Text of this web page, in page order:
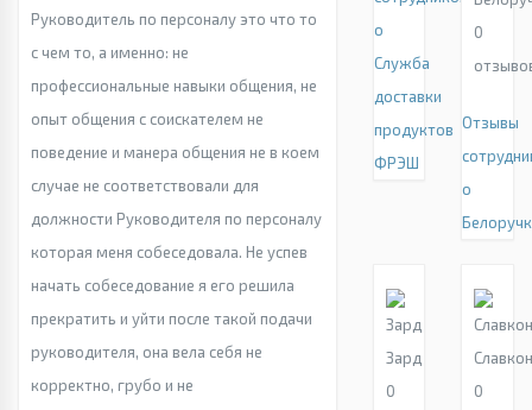
Руководитель по персоналу это что то
с чем то, а именно: не
профессиональные навыки общения, не
опыт общения с соискателем не
поведение и манера общения не в коем
случае не соответствовали для
должности Руководителя по персоналу
которая меня собеседовала. Не успев
начать собеседование я его решила
прекратить и уйти после такой подачи
руководителя, она вела себя не
корректно, грубо и не
о
Служба
доставки
продуктов
ФРЭШ
0
Отзывы
о
Зард
0
0